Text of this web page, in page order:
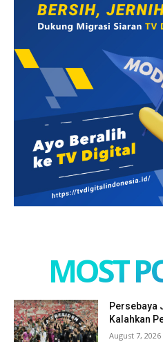
MOST
Persebaya
Kalahkan
August 7, 2026